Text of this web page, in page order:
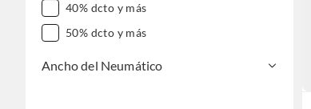
40% dcto y más
50% dcto y más
Ancho del Neumático